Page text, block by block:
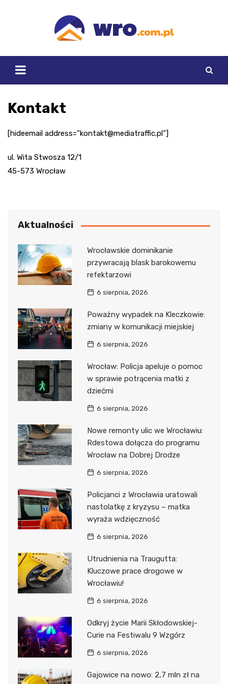
Kontakt
[hideemail address=”kontakt@mediatraffic.pl”]
ul. Wita Stwosza 12/1
45-573 Wrocław
Aktualności
Wrocławskie dominikanie
przywracają blask barokowemu
refektarzowi
6 sierpnia, 2026
Poważny wypadek na Kleczkowie:
zmiany w komunikacji miejskiej
6 sierpnia, 2026
Wrocław: Policja apeluje o pomoc
w sprawie potrącenia matki z
dziećmi
6 sierpnia, 2026
Nowe remonty ulic we Wrocławiu:
Rdestowa dołącza do programu
Wrocław na Dobrej Drodze
6 sierpnia, 2026
Policjanci z Wrocławia uratowali
nastolatkę z kryzysu – matka
wyraża wdzięczność
6 sierpnia, 2026
Utrudnienia na Traugutta:
Kluczowe prace drogowe w
Wrocławiu!
6 sierpnia, 2026
Odkryj życie Marii Skłodowskiej-
Curie na Festiwalu 9 Wzgórz
6 sierpnia, 2026
Gajowice na nowo: 2,7 mln zł na